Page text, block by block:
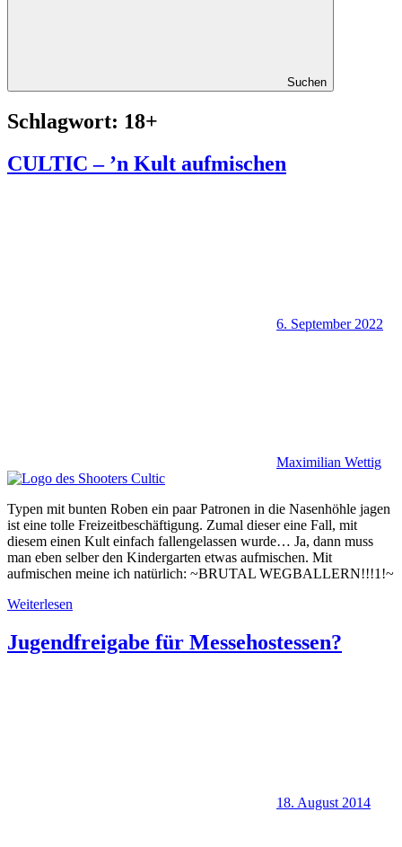
Suchen
Schlagwort: 18+
CULTIC – ’n Kult aufmischen
6. September 2022
Maximilian Wettig
Typen mit bunten Roben ein paar Patronen in die Nasenhöhle jagen
ist eine tolle Freizeitbeschäftigung. Zumal dieser eine Fall, mit
diesem einen Kult einfach fallengelassen wurde… Ja, dann muss
man eben selber den Kindergarten etwas aufmischen. Mit
aufmischen meine ich natürlich: ~BRUTAL WEGBALLERN!!!1!~
Weiterlesen
Jugendfreigabe für Messehostessen?
18. August 2014